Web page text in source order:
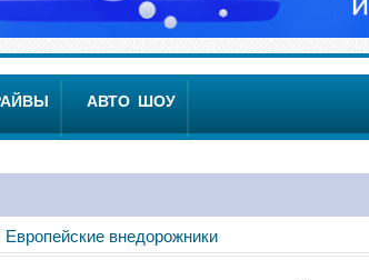
АВТО ШОУ
Европейские внедорожники